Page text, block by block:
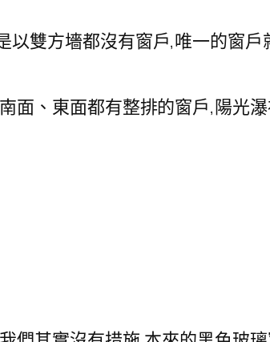
雙方墻都沒有窗戶,唯一的窗戶
面、東面都有整排的窗戶,陽光